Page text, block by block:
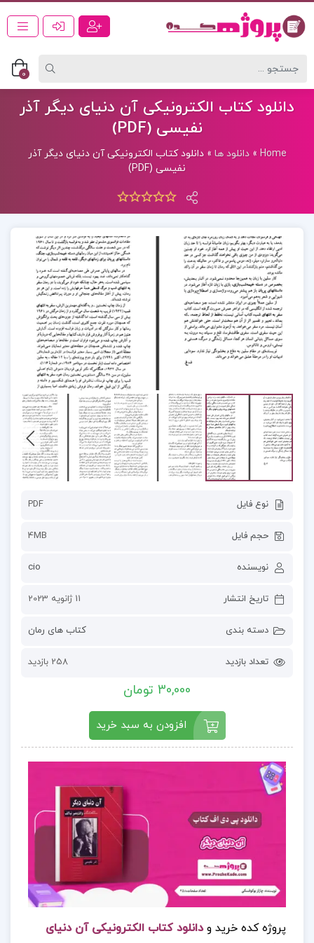
0
دانلود کتاب الکترونیکی آن دنیای دیگر آذر
نفیسی (PDF)
Home
»دانلود ها »دانلود کتاب الکترونیکی آن دنیای دیگر آذر
نفیسی (PDF)
نوع فایل PDF
حجم فایل 4MB
نویسنده cio
تاریخ انتشار 11 ژانویه 2023
دسته بندی کتاب های رمان
تعداد بازدید 258 بازدید
30,000 تومان
افزودن به سبد خرید
پروژه کده خرید و دانلود کتاب الکترونیکی آن دنیای